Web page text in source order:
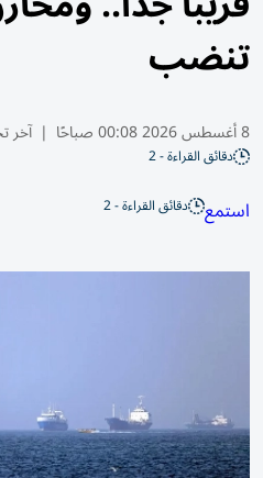
تنضب
8 أغسطس 2026 00:08 صباحًا | آخر
دقائق القراءة - 2
استمع دقائق القراءة - 2